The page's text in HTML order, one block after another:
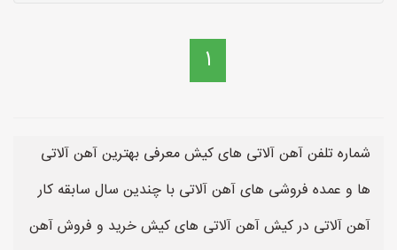
1
شماره تلفن آهن آلاتی های کیش معرفی بهترین آهن آلاتی
ها و عمده فروشی های آهن آلاتی با چندین سال سابقه کار
آهن آلاتی در کیش آهن آلاتی های کیش خرید و فروش آهن